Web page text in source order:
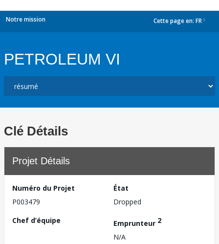
Notre mission Cette page en: FR
PETROLEUM VI
Clé Détails
Projet Détails
Numéro du Projet
P003479
État
Dropped
Chef d’équipe
Emprunteur 2
N/A